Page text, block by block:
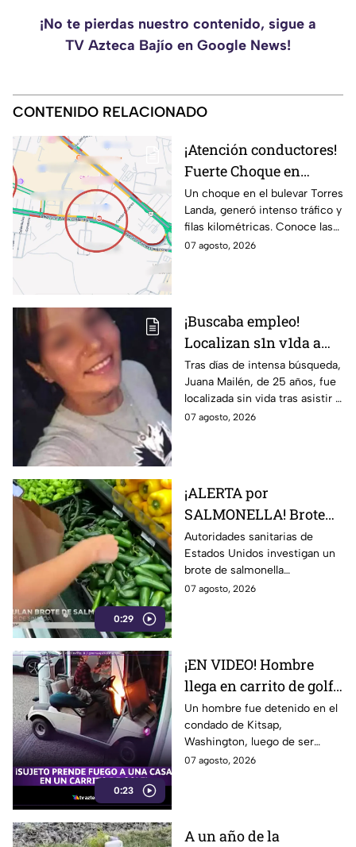
¡No te pierdas nuestro contenido, sigue a
TV Azteca Bajío en Google News!
CONTENIDO RELACIONADO
¡Atención conductores!
Fuerte Choque en
Torres Landa provoca
filas kilométricas a esta
altura
Un choque en el bulevar Torres
Landa, generó intenso tráfico y
filas kilométricas. Conoce las
vías alternas.
07 agosto, 2026
¡Buscaba empleo!
Localizan s1n v1da a
joven de 25 años que
acudió a entrevista de
trabajo falsa
Tras días de intensa búsqueda,
Juana Mailén, de 25 años, fue
localizada sin vida tras asistir a
una supuesta oferta laboral en
07 agosto, 2026
0:29
¡ALERTA por
SALMONELLA! Brote
ligado a CHILES
jalapeños ya afecta a 27
estados
Autoridades sanitarias de
Estados Unidos investigan un
brote de salmonella
relacionado con chiles
07 agosto, 2026
0:23
¡EN VIDEO! Hombre
llega en carrito de golf
con un perro y termina
DESATANDO inc3ndio
en una casa
Un hombre fue detenido en el
condado de Kitsap,
Washington, luego de ser
señalado como presunto
07 agosto, 2026
A un año de la